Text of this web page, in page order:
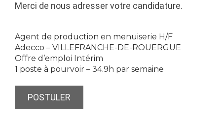
Merci de nous adresser votre candidature.
Agent de production en menuiserie H/F
Adecco – VILLEFRANCHE-DE-ROUERGUE
Offre d’emploi Intérim
1 poste à pourvoir – 34.9h par semaine
POSTULER